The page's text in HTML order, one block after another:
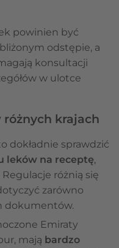
powinien być
odstępie, a
konsultacji
w ulotce
krajach
dokładnie sprawdzić
leków na receptę,
różnią się
zarówno
dokumentów.
Emiraty
mają bardzo